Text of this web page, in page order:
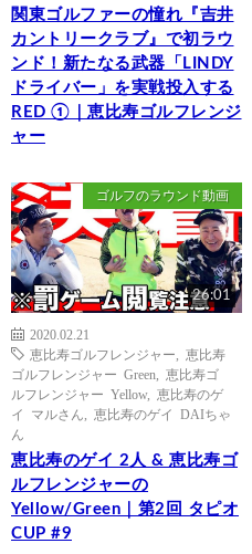
関東ゴルファーの憧れ『吉井
カントリークラブ』で初ラウ
ンド！新たなる武器「LINDY
ドライバー」を実戦投入する
RED ①｜恵比寿ゴルフレンジ
ャー
ゴルフのラウンド動画
26:01
2020.02.21
恵比寿ゴルフレンジャー
恵比寿
ゴルフレンジャー Green
恵比寿ゴ
ルフレンジャー Yellow, 恵比寿のゲ
イ マルさん
恵比寿のゲイ DAIちゃ
ん
恵比寿のゲイ 2人 & 恵比寿ゴ
ルフレンジャーの
Yellow/Green｜第2回 タピオ
CUP #9